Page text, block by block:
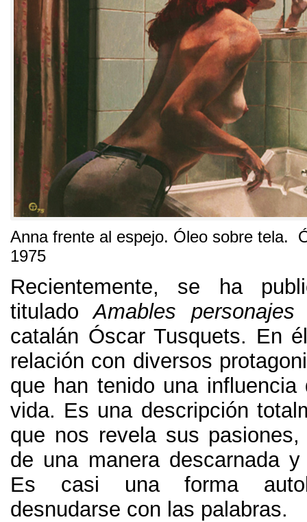
Anna frente al espejo. Óleo sobre tela.
1975
Recientemente, se ha
titulado
Amables personajes
catalán Óscar Tusquets. En
relación con diversos
que han tenido una
vida. Es una descripción
que nos revela sus pasiones
de una manera descarnada
Es casi una forma
desnudarse con las palabras.